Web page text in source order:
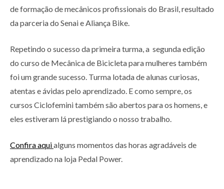
de formação de mecânicos profissionais do Brasil, resultado
da parceria do Senai e Aliança Bike.
Repetindo o sucesso da primeira turma, a segunda edição
do curso de Mecânica de Bicicleta para mulheres também
foi um grande sucesso. Turma lotada de alunas curiosas,
atentas e ávidas pelo aprendizado. E como sempre, os
cursos Ciclofemini também são abertos para os homens, e
eles estiveram lá prestigiando o nosso trabalho.
Confira aquialguns momentos das horas agradáveis de
aprendizado na loja Pedal Power.